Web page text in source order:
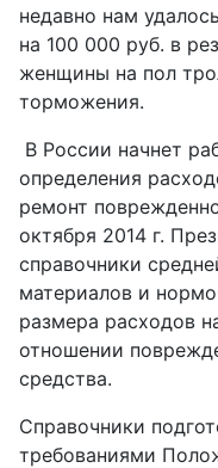
недавно нам
на 100 000 руб. в
женщины на пол
торможения.
В России начнет
определения
ремонт
октября 2014 г.
справочники
материалов и
размера расходов
отношении
средства.
Справочники
требованиями